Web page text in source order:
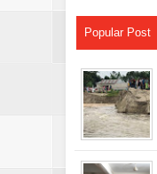
Popular Post